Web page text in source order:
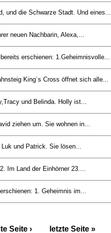
und die Schwarze Stadt. Und eines...
neuen Nachbarin, Alexa,...
erschienen: 1.Geheimnisvolle...
King´s Cross öffnet sich alle...
und Belinda. Holly ist...
ziehen um. Sie wohnen in...
und Patrick. Sie lösen...
Im Land der Einhörner 23....
1. Geheimnis im...
Seite › letzte Seite »